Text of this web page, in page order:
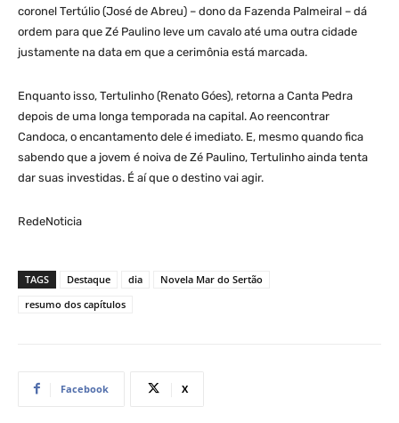
coronel Tertúlio (José de Abreu) – dono da Fazenda Palmeiral – dá
ordem para que Zé Paulino leve um cavalo até uma outra cidade
justamente na data em que a cerimônia está marcada.
Enquanto isso, Tertulinho (Renato Góes), retorna a Canta Pedra
depois de uma longa temporada na capital. Ao reencontrar
Candoca, o encantamento dele é imediato. E, mesmo quando fica
sabendo que a jovem é noiva de Zé Paulino, Tertulinho ainda tenta
dar suas investidas. É aí que o destino vai agir.
RedeNoticia
TAGS Destaque dia
Novela Mar do Sertão
resumo dos capítulos
Facebook X